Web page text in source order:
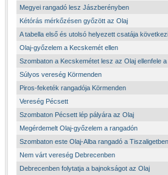
Megyei rangadó lesz Jászberényben
Kétórás mérkőzésen győzött az Olaj
A tabella első és utolsó helyezett csatája
Olaj-győzelem a Kecskemét ellen
Szombaton a Kecskemétet lesz az Olaj ellenfele
Súlyos vereség Körmenden
Piros-feketék rangadója Körmenden
Vereség Pécsett
Szombaton Pécsett lép pályára az Olaj
Megérdemelt Olaj-győzelem a rangadón
Szombaton este Olaj-Alba rangadó a Tiszaligetben
Nem várt vereség Debrecenben
Debrecenben folytatja a bajnokságot az Olaj